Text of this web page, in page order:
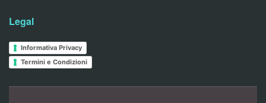
Legal
Informativa Privacy
Termini e Condizioni